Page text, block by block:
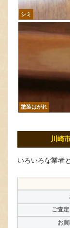
シミ
塗装はがれ
川崎
いろいろな業者